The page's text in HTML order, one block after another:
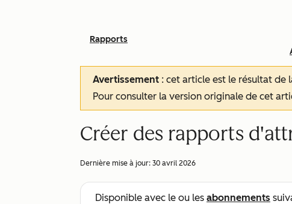
Rapports
Avertissement : cet article est le résultat
Pour consulter la version originale de cet
Créer des rapports
Dernière mise à jour: 30 avril 2026
Disponible avec le ou les abonnements